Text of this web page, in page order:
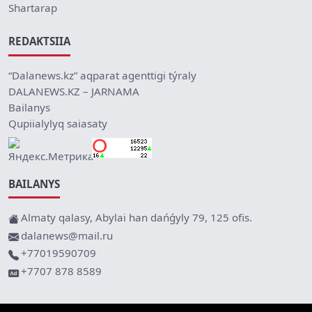
Shartarap
REDAKTSIIA
“Dalanews.kz” aqparat agenttigi týraly
DALANEWS.KZ – JARNAMA
Bailanys
Qupiialylyq saiasaty
BAILANYS
Almaty qalasy, Abylai han dańǵyly 79, 125 ofis.
dalanews@mail.ru
+77019590709
+7707 878 8589